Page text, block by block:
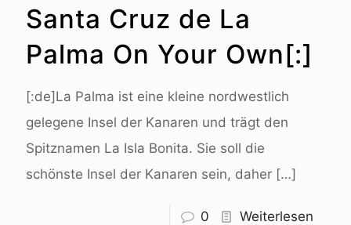
Santa Cruz de La
Palma On Your Own[:]
[:de]La Palma ist eine kleine nordwestlich
gelegene Insel der Kanaren und trägt den
Spitznamen La Isla Bonita. Sie soll die
schönste Insel der Kanaren sein, daher […]
0 Weiterlesen